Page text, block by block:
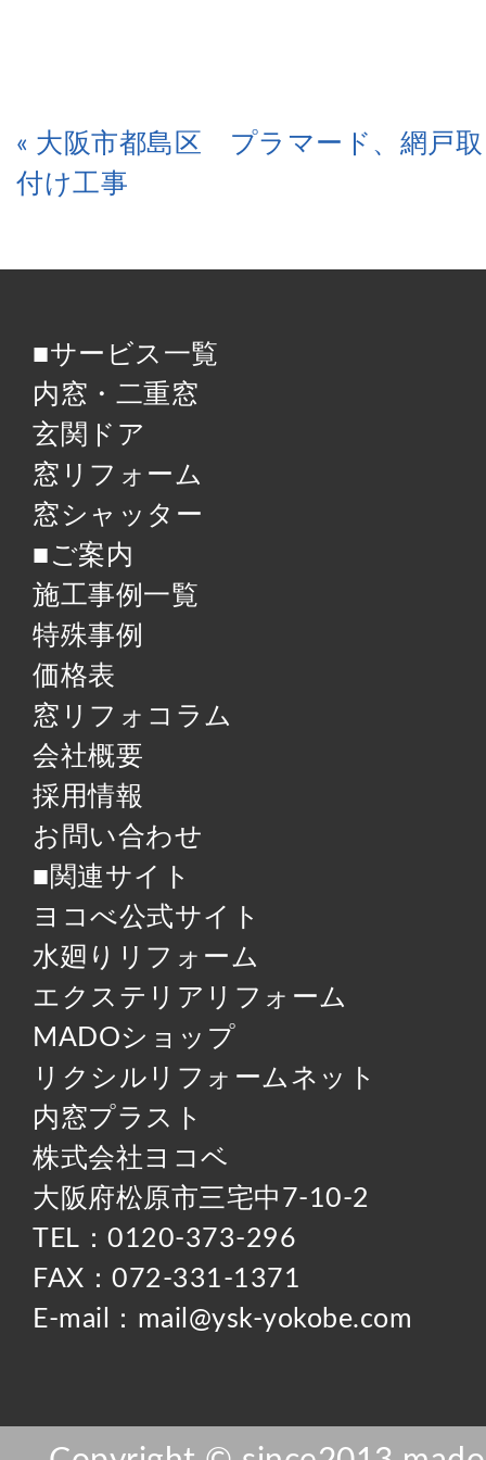
« 大阪市都島区 プラマード、網戸
付け工事
■サービス一覧
内窓・二重窓
玄関ドア
窓リフォーム
窓シャッター
■ご案内
施工事例一覧
特殊事例
価格表
窓リフォコラム
会社概要
採用情報
お問い合わせ
■関連サイト
ヨコべ公式サイト
水廻りリフォーム
エクステリアリフォーム
MADOショップ
リクシルリフォームネット
内窓プラスト
株式会社ヨコベ
大阪府松原市三宅中7-10-2
TEL：0120-373-296
FAX：072-331-1371
E-mail：mail@ysk-yokobe.com